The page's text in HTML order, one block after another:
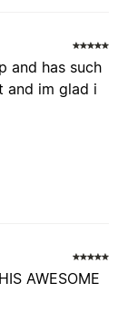
and has such
and im glad i
AWESOME